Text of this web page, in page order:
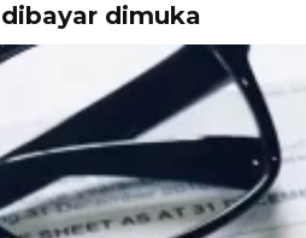
dimuka